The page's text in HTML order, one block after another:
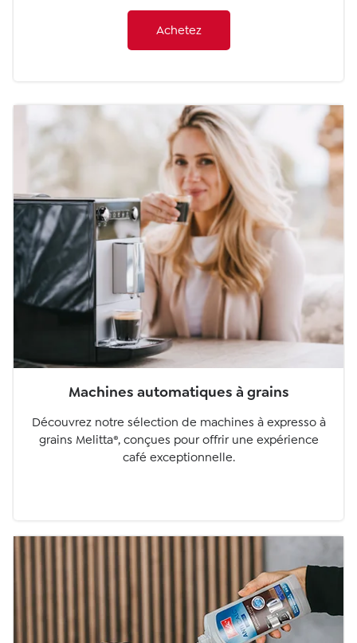
Achetez
Machines automatiques à grains
Découvrez notre sélection de machines à expresso à
grains Melitta®, conçues pour offrir une expérience
café exceptionnelle.